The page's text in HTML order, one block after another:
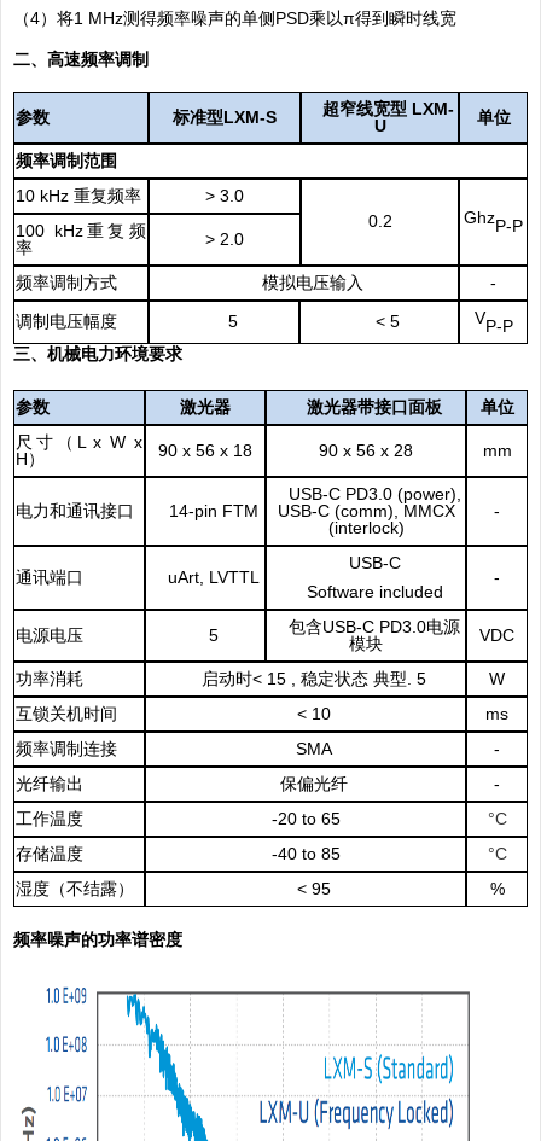
（4）将1 MHz测得频率噪声的单侧 PSD乘以π得到瞬时线宽
二、高速频率调制
参数 标准型LXM-S 超窄线宽型 LXM-
U
单位
频率调制范围
10 kHz重复频率 > 3.0
0.2
GhzP-P
100 kHz重复频
率
> 2.0
频率调制方式 模拟电压输入
-
调制电压幅度
5 < 5 VP-P
三、机械电力环境要求
参数 激光器 激光器带接口面板
单位
尺寸（ L x W x
H） 90 x 56 x 18 90 x 56 x 28 mm
电力和通讯接口 14-pin FTM
USB-C PD3.0 (power),
USB-C (comm), MMCX
(interlock)
-
通讯端口 uArt, LVTTL
USB-C
Software included
-
电源电压 5 包含USB-C PD3.0电源
模块
VDC
功率消耗 启动时< 15 , 稳定状态 典型. 5
W
互锁关机时间
< 10
ms
频率调制连接
SMA
-
光纤输出
保偏光纤
-
工作温度
-20 to 65
°C
存储温度
-40 to 85
°C
湿度（不结露）
< 95 %
频率噪声的功率谱密度